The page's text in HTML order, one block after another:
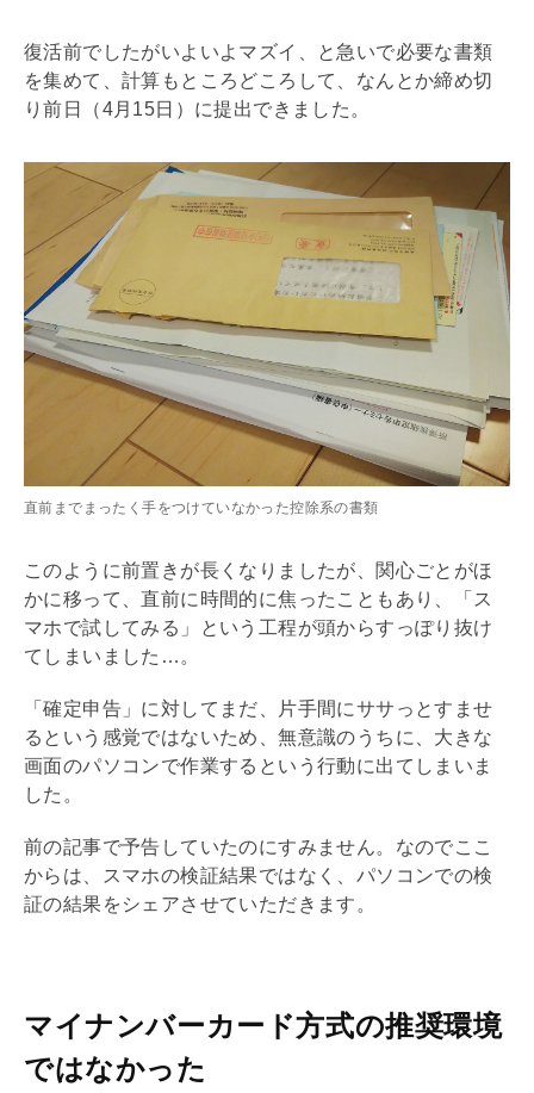
復活前でしたがいよいよマズイ、と急いで必要な書類
を集めて、計算もところどころして、なんとか締め切
り前日（4月15日）に提出できました。
直前までまったく手をつけていなかった控除系の書類
このように前置きが長くなりましたが、関心ごとがほ
かに移って、直前に時間的に焦ったこともあり、「ス
マホで試してみる」という工程が頭からすっぽり抜け
てしまいました…。
「確定申告」に対してまだ、片手間にササっとすませ
るという感覚ではないため、無意識のうちに、大きな
画面のパソコンで作業するという行動に出てしまいま
した。
前の記事で予告していたのにすみません。なのでここ
からは、スマホの検証結果ではなく、パソコンでの検
証の結果をシェアさせていただきます。
マイナンバーカード方式の推奨環境
ではなかった